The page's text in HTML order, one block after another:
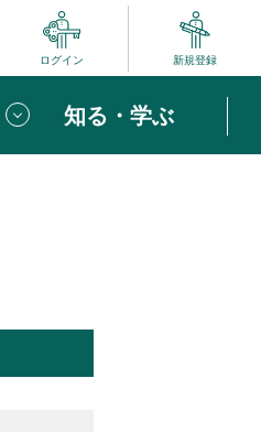
ログイン 新規登録
知る・学ぶ